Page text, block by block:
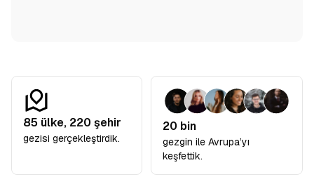
85 ülke, 220 şehir
gezisi gerçekleştirdik.
20 bin
gezgin ile Avrupa’yı
keşfettik.